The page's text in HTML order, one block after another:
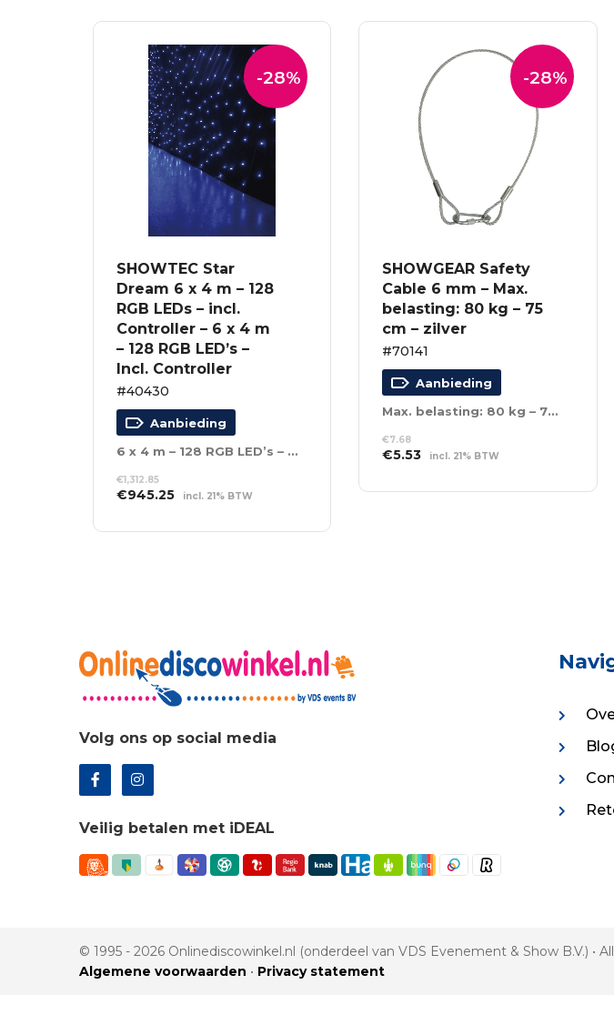
-28%
SHOWTEC Star
Dream 6 x 4 m – 128
RGB LEDs – incl.
Controller – 6 x 4 m
– 128 RGB LED’s –
Incl. Controller
#40430
Aanbieding
6 x 4 m – 128 RGB LED’s – Incl. Controller
€1,312.85
Oorspronkelijke
was:
€945.25Huidige
is:
incl. 21% BTW
WINKELWAGEN
-28%
SHOWGEAR Safety
Cable 6 mm – Max.
belasting: 80 kg – 75
cm – zilver
#70141
Aanbieding
Max. belasting: 80 kg – 75 cm – zilver
€7.68
Oorspronkelijke
was:
€5.53Huidige
is:
incl. 21% BTW
WINKELWAGEN
Volg ons op social media
Veilig betalen met iDEAL
© 1995 - 2026 Onlinediscowinkel.nl (onderdeel van VDS Evenement & Show B.V.) •
Algemene voorwaarden • Privacy statement